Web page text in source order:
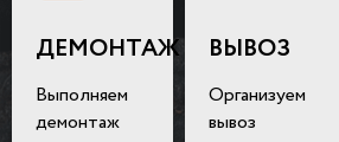
ДЕМОНТАЖ
Выполняем
демонтаж
ВЫВОЗ
Организуем
вывоз